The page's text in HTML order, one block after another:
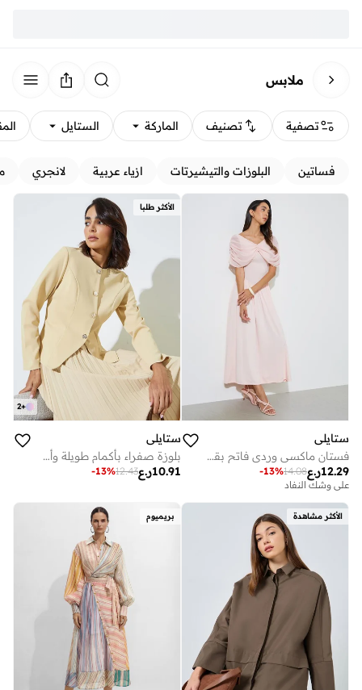
ملابس
تصفية تصنيف الماركة الستايل
فساتين البلوزات والتيشيرتات ازياء عربية لانجري
ستايلي
فستان ماكسي وردي فاتح بقصة A مع كاب قصير قابل للإزالة
ر.ع12.29
14.08
-13%
على وشك النفاد
الأكثر طلبا
+
2
ستايلي
بلوزة صفراء بأكمام طويلة وأزرار أمامية
ر.ع10.91
12.43
-13%
الأكثر مشاهدة بريميوم